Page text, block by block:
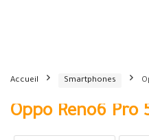
Accueil Smartphones
Oppo Reno6 Pro